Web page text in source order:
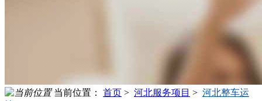
当前位置： 首页 > 河北服务项目 > 河北整车运